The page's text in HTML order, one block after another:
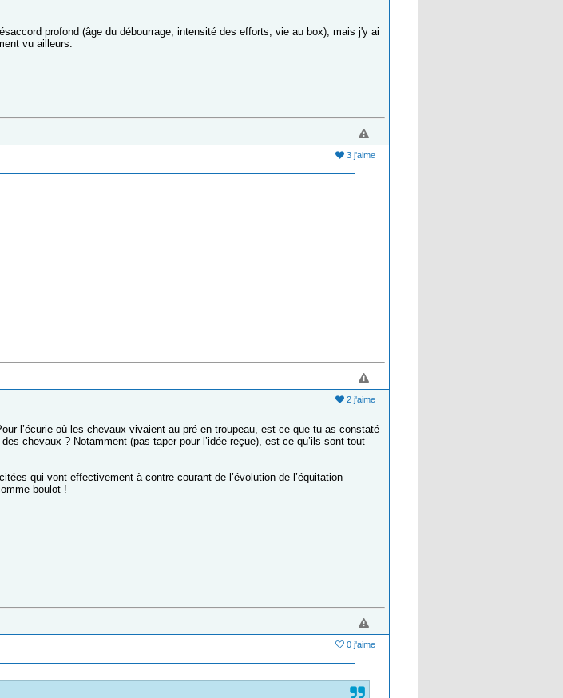
profond (âge du débourrage, intensité des efforts, vie au box), mais j'y ai
vu ailleurs.
3 j'aime
2 j'aime
l’écurie où les chevaux vivaient au pré en troupeau, est ce que tu as constaté
chevaux ? Notamment (pas taper pour l’idée reçue), est-ce qu’ils sont tout
qui vont effectivement à contre courant de l’évolution de l’équitation
boulot !
0 j'aime